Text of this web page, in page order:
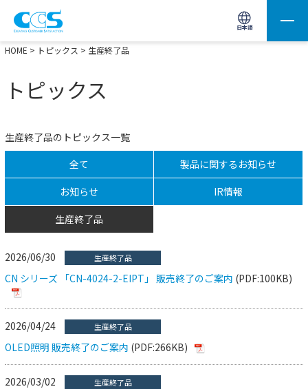
日本語
画像処理用の製品検索 サイト内検索(Enterで実行)
HOME > トピックス > 生産終了品
トピックス
生産終了品のトピックス一覧
全て
製品に関するお知らせ
お知らせ
IR情報
生産終了品
2026/06/30 生産終了品
CN シリーズ 「CN-4024-2-EIPT」 販売終了のご案内 (PDF:100KB)
2026/04/24 生産終了品
OLED照明 販売終了のご案内 (PDF:266KB)
2026/03/02 生産終了品